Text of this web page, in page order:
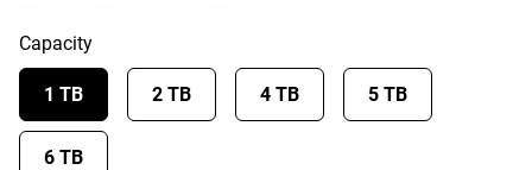
Capacity
1 TB 2 TB 4 TB 5 TB
6 TB